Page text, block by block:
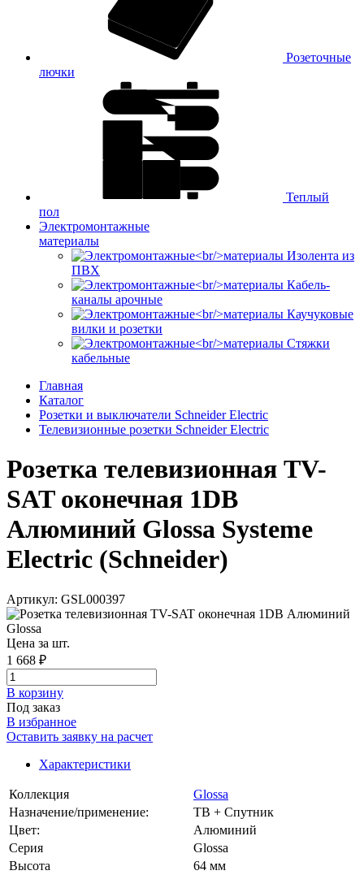
Розеточные
лючки
Теплый
пол
Электромонтажные
материалы
Изолента из
ПВХ
Кабель-
каналы арочные
Каучуковые
вилки и розетки
Стяжки
кабельные
Главная
Каталог
Розетки и выключатели Schneider Electric
Телевизионные розетки Schneider Electric
Розетка телевизионная TV-
SAT оконечная 1DB
Алюминий Glossa Systeme
Electric (Schneider)
Артикул: GSL000397
Цена за шт.
1 668 ₽
В корзинy
Под заказ
В избранное
Оставить заявку на расчет
Характеристики
Коллекция
Glossa
Назначение/применение:
ТВ + Спутник
Цвет:
Алюминий
Серия
Glossa
Высота
64 мм